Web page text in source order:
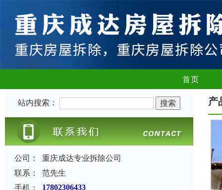
首页
站内搜索：
公司：
重庆成达专业拆除公司
联系：
范先生
手机：
17802306433
产